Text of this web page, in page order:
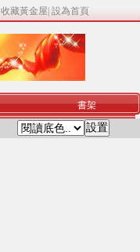
收藏黃金屋 設為首頁
書架